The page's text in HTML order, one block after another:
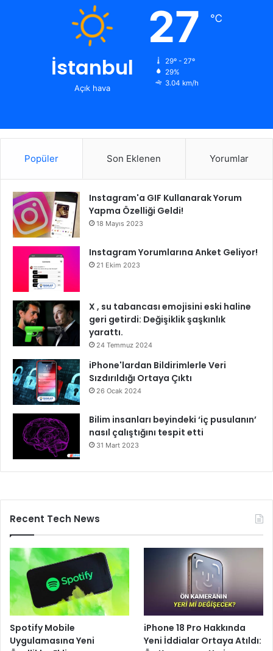
İstanbul
Açık hava
27 ℃
29º - 27º
29%
3.04 km/h
Popüler Son Eklenen Yorumlar
Instagram'a GIF Kullanarak Yorum
Yapma Özelliği Geldi!
18 Mayıs 2023
Instagram Yorumlarına Anket Geliyor!
21 Ekim 2023
X , su tabancası emojisini eski haline
geri getirdi: Değişiklik şaşkınlık
yarattı.
24 Temmuz 2024
iPhone'lardan Bildirimlerle Veri
Sızdırıldığı Ortaya Çıktı
26 Ocak 2024
Bilim insanları beyindeki ‘iç pusulanın’
nasıl çalıştığını tespit etti
31 Mart 2023
Recent Tech News
Spotify Mobile
Uygulamasına Yeni
iPhone 18 Pro Hakkında
Yeni İddialar Ortaya Atıldı: